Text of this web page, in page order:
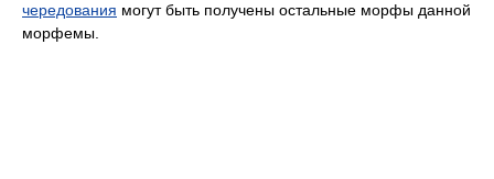
чередования могут быть получены остальные морфы данной
морфемы.